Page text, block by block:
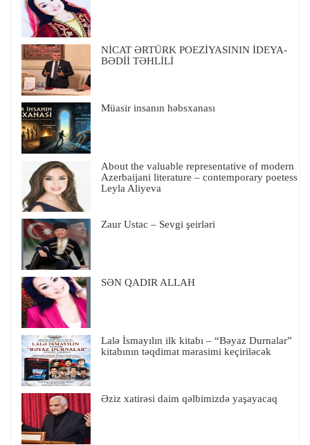
NİCAT ƏRTÜRK POEZİYASININ İDEYA-
BƏDİİ TƏHLİLİ
Müasir insanın həbsxanası
About the valuable representative of modern
Azerbaijani literature – contemporary poetess
Leyla Aliyeva
Zaur Ustac – Sevgi şeirləri
SƏN QADIR ALLAH
Lalə İsmayılın ilk kitabı – “Bəyaz Durnalar”
kitabının təqdimat mərasimi keçiriləcək
Əziz xatirəsi daim qəlbimizdə yaşayacaq